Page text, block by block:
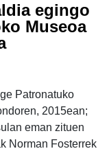
egingo
Museoa
Patronatuko
2015ean;
eman zituen
Norman Fosterrek